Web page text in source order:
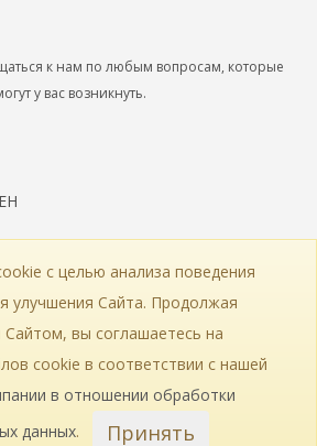
к нам по любым вопросам, которые
у вас возникнуть.
КОНФИДЕНЦИАЛЬНОСТИ
Art Classic
с целью анализа поведения
улучшения Сайта. Продолжая
Сайтом, вы соглашаетесь на
cookie в соответствии с нашей
в отношении обработки
данных. Принять